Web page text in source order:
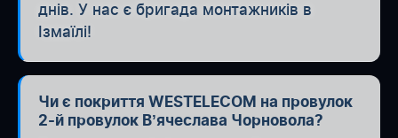
днів. У нас є бригада монтажників в
Ізмаїлі!
Чи є покриття WESTELECOM на провулок
2-й провулок Вʼячеслава Чорновола?